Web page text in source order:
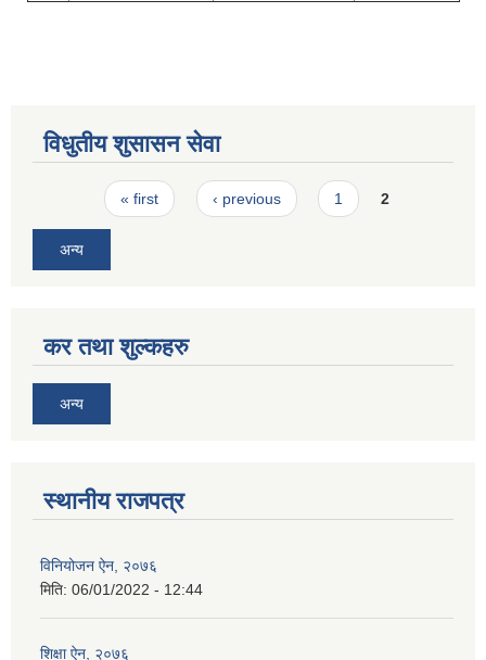
विधुतीय शुसासन सेवा
Pages« first ‹ previous 1 2
अन्य
कर तथा शुल्कहरु
अन्य
स्थानीय राजपत्र
विनियोजन ऐन, २०७६
मिति: 06/01/2022 - 12:44
शिक्षा ऐन, २०७६